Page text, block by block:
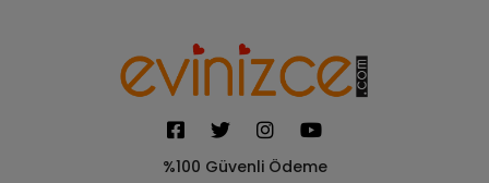
%100 Güvenli Ödeme